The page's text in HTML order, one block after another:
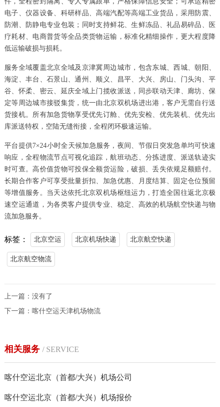
电子、仪器设备、科研样品、高端汽配等高端工业货品，采用防震、
防潮、防静电专业包装；同时支持鲜花、生鲜冻品、礼品易碎品、医
疗耗材、电商普货等全品类货物运输，标准化精细操作，更大程度降
低运输破损与损耗。
服务全域覆盖北京全域及京津冀周边城市，包含东城、西城、朝阳、
海淀、丰台、石景山、通州、顺义、昌平、大兴、房山、门头沟、平
谷、怀柔、密云、延庆全域上门揽收派送，同步联动天津、廊坊、保
定等周边城市接驳集货，统一由北京双机场进出港，客户无需自行送
货接机。所有加急货物享受优先订舱、优先安检、优先装机、优先出
库派送特权，空陆无缝衔接，全程闭环极速运输。
平台提供7×24小时全天候加急服务，夜间、节假日突发急单均可快速
响应，全程物流节点可视化追踪，航班动态、分拣进度、派送轨迹实
时可查。高价值货物可投保全额货运险，破损、丢失依规足额赔付。
长期合作客户可享受批量折扣、加急优惠、月度结算、固定仓位预留
等增值服务。当天达依托北京双机场枢纽运力，打造全国往返北京极
速空运通道，为各类客户提供专业、稳定、高效的机场航空快递与物
流加急服务。
标签： 北京空运 北京机场快递 北京航空快递
北京航空物流
上一篇：没有了
下一篇： 喀什空运天津机场物流
相关服务 / SERVICE
喀什空运北京（首都/大兴）机场公司
喀什空运北京（首都/大兴）机场报价